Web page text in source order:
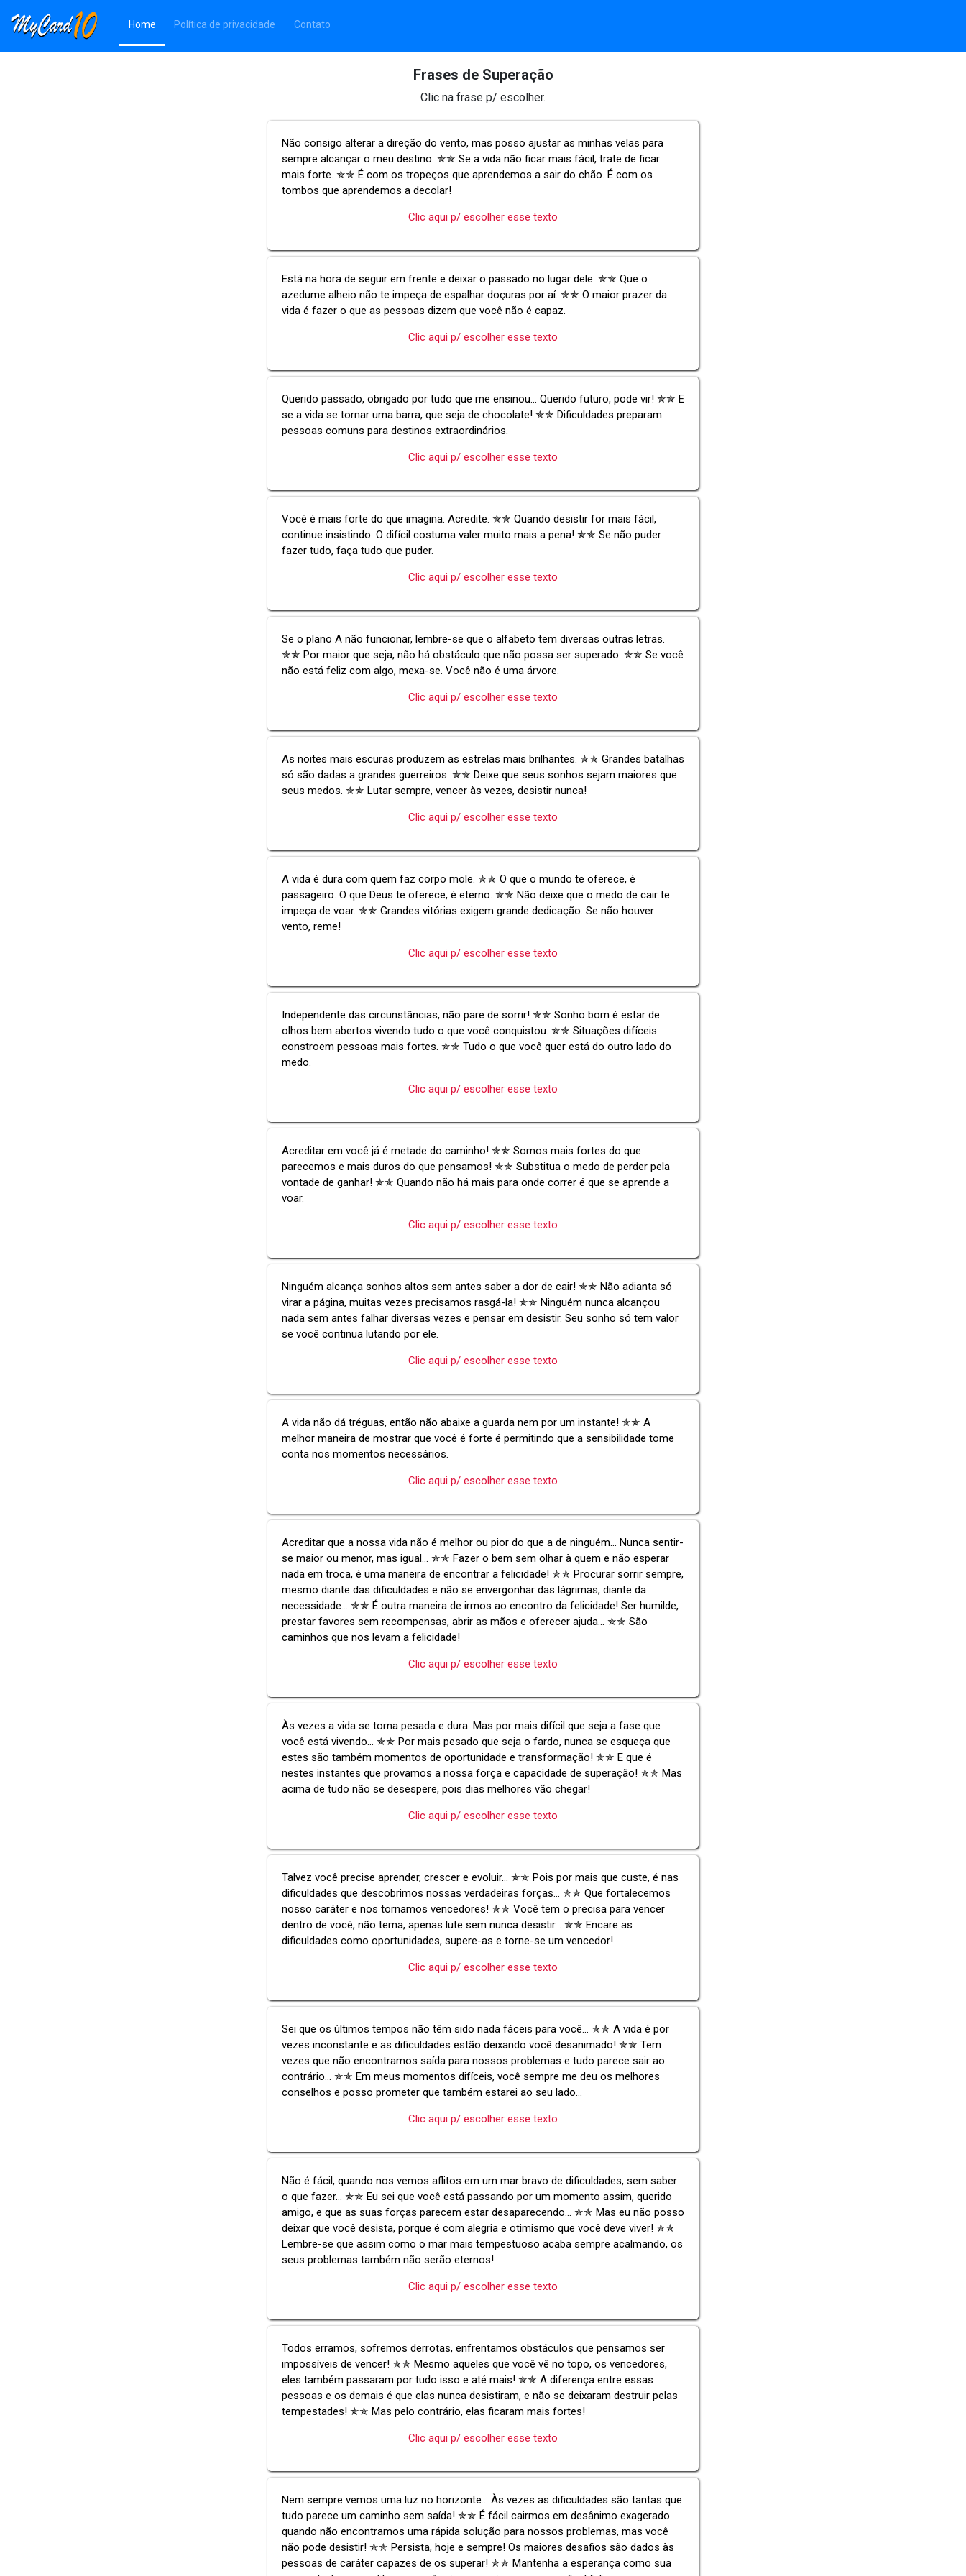
Home(Página atual)
Política de privacidade Contato
Frases de Superação
Clic na frase p/ escolher.
Não consigo alterar a direção do vento, mas posso ajustar as minhas velas para
sempre alcançar o meu destino. ✯✯ Se a vida não ficar mais fácil, trate de ficar
mais forte. ✯✯ É com os tropeços que aprendemos a sair do chão. É com os
tombos que aprendemos a decolar!
Clic aqui p/ escolher esse texto
Está na hora de seguir em frente e deixar o passado no lugar dele. ✯✯ Que o
azedume alheio não te impeça de espalhar doçuras por aí. ✯✯ O maior prazer da
vida é fazer o que as pessoas dizem que você não é capaz.
Clic aqui p/ escolher esse texto
Querido passado, obrigado por tudo que me ensinou... Querido futuro, pode vir! ✯✯ E
se a vida se tornar uma barra, que seja de chocolate! ✯✯ Dificuldades preparam
pessoas comuns para destinos extraordinários.
Clic aqui p/ escolher esse texto
Você é mais forte do que imagina. Acredite. ✯✯ Quando desistir for mais fácil,
continue insistindo. O difícil costuma valer muito mais a pena! ✯✯ Se não puder
fazer tudo, faça tudo que puder.
Clic aqui p/ escolher esse texto
Se o plano A não funcionar, lembre-se que o alfabeto tem diversas outras letras.
✯✯ Por maior que seja, não há obstáculo que não possa ser superado. ✯✯ Se você
não está feliz com algo, mexa-se. Você não é uma árvore.
Clic aqui p/ escolher esse texto
As noites mais escuras produzem as estrelas mais brilhantes. ✯✯ Grandes batalhas
só são dadas a grandes guerreiros. ✯✯ Deixe que seus sonhos sejam maiores que
seus medos. ✯✯ Lutar sempre, vencer às vezes, desistir nunca!
Clic aqui p/ escolher esse texto
A vida é dura com quem faz corpo mole. ✯✯ O que o mundo te oferece, é
passageiro. O que Deus te oferece, é eterno. ✯✯ Não deixe que o medo de cair te
impeça de voar. ✯✯ Grandes vitórias exigem grande dedicação. Se não houver
vento, reme!
Clic aqui p/ escolher esse texto
Independente das circunstâncias, não pare de sorrir! ✯✯ Sonho bom é estar de
olhos bem abertos vivendo tudo o que você conquistou. ✯✯ Situações difíceis
constroem pessoas mais fortes. ✯✯ Tudo o que você quer está do outro lado do
medo.
Clic aqui p/ escolher esse texto
Acreditar em você já é metade do caminho! ✯✯ Somos mais fortes do que
parecemos e mais duros do que pensamos! ✯✯ Substitua o medo de perder pela
vontade de ganhar! ✯✯ Quando não há mais para onde correr é que se aprende a
voar.
Clic aqui p/ escolher esse texto
Ninguém alcança sonhos altos sem antes saber a dor de cair! ✯✯ Não adianta só
virar a página, muitas vezes precisamos rasgá-la! ✯✯ Ninguém nunca alcançou
nada sem antes falhar diversas vezes e pensar em desistir. Seu sonho só tem valor
se você continua lutando por ele.
Clic aqui p/ escolher esse texto
A vida não dá tréguas, então não abaixe a guarda nem por um instante! ✯✯ A
melhor maneira de mostrar que você é forte é permitindo que a sensibilidade tome
conta nos momentos necessários.
Clic aqui p/ escolher esse texto
Acreditar que a nossa vida não é melhor ou pior do que a de ninguém... Nunca sentir-
se maior ou menor, mas igual... ✯✯ Fazer o bem sem olhar à quem e não esperar
nada em troca, é uma maneira de encontrar a felicidade! ✯✯ Procurar sorrir sempre,
mesmo diante das dificuldades e não se envergonhar das lágrimas, diante da
necessidade... ✯✯ É outra maneira de irmos ao encontro da felicidade! Ser humilde,
prestar favores sem recompensas, abrir as mãos e oferecer ajuda... ✯✯ São
caminhos que nos levam a felicidade!
Clic aqui p/ escolher esse texto
Às vezes a vida se torna pesada e dura. Mas por mais difícil que seja a fase que
você está vivendo... ✯✯ Por mais pesado que seja o fardo, nunca se esqueça que
estes são também momentos de oportunidade e transformação! ✯✯ E que é
nestes instantes que provamos a nossa força e capacidade de superação! ✯✯ Mas
acima de tudo não se desespere, pois dias melhores vão chegar!
Clic aqui p/ escolher esse texto
Talvez você precise aprender, crescer e evoluir... ✯✯ Pois por mais que custe, é nas
dificuldades que descobrimos nossas verdadeiras forças... ✯✯ Que fortalecemos
nosso caráter e nos tornamos vencedores! ✯✯ Você tem o precisa para vencer
dentro de você, não tema, apenas lute sem nunca desistir... ✯✯ Encare as
dificuldades como oportunidades, supere-as e torne-se um vencedor!
Clic aqui p/ escolher esse texto
Sei que os últimos tempos não têm sido nada fáceis para você... ✯✯ A vida é por
vezes inconstante e as dificuldades estão deixando você desanimado! ✯✯ Tem
vezes que não encontramos saída para nossos problemas e tudo parece sair ao
contrário... ✯✯ Em meus momentos difíceis, você sempre me deu os melhores
conselhos e posso prometer que também estarei ao seu lado...
Clic aqui p/ escolher esse texto
Não é fácil, quando nos vemos aflitos em um mar bravo de dificuldades, sem saber
o que fazer... ✯✯ Eu sei que você está passando por um momento assim, querido
amigo, e que as suas forças parecem estar desaparecendo... ✯✯ Mas eu não posso
deixar que você desista, porque é com alegria e otimismo que você deve viver! ✯✯
Lembre-se que assim como o mar mais tempestuoso acaba sempre acalmando, os
seus problemas também não serão eternos!
Clic aqui p/ escolher esse texto
Todos erramos, sofremos derrotas, enfrentamos obstáculos que pensamos ser
impossíveis de vencer! ✯✯ Mesmo aqueles que você vê no topo, os vencedores,
eles também passaram por tudo isso e até mais! ✯✯ A diferença entre essas
pessoas e os demais é que elas nunca desistiram, e não se deixaram destruir pelas
tempestades! ✯✯ Mas pelo contrário, elas ficaram mais fortes!
Clic aqui p/ escolher esse texto
Nem sempre vemos uma luz no horizonte... Às vezes as dificuldades são tantas que
tudo parece um caminho sem saída! ✯✯ É fácil cairmos em desânimo exagerado
quando não encontramos uma rápida solução para nossos problemas, mas você
não pode desistir! ✯✯ Persista, hoje e sempre! Os maiores desafios são dados às
pessoas de caráter capazes de os superar! ✯✯ Mantenha a esperança como sua